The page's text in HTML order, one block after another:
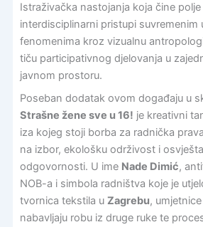
Istraživačka nastojanja koja čine
interdisciplinarni pristupi suvremenim
fenomenima kroz vizualnu
tiču participativnog djelovanja u
javnom prostoru.
Poseban dodatak ovom događaju u
Strašne žene sve u 16! je kreativni
iza kojeg stoji borba za radnička
na izbor, ekološku održivost i
odgovornosti. U ime Nade Dimić,
NOB-a i simbola radništva koje je
tvornica tekstila u Zagrebu, umjetnice
nabavljaju robu iz druge ruke te